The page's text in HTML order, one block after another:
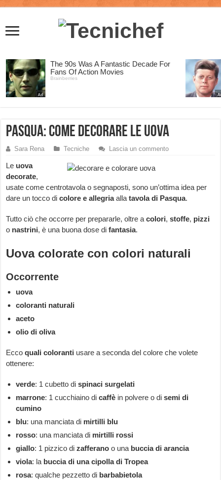
Pasqua: come decorare le uova
Sara Rena Tecniche Lascia un commento
Le uova
decorate,
usate come centrotavola o segnaposti, sono un’ottima idea per
dare un tocco dicolore e allegriaalla tavola di Pasqua.
Tutto ciò che occorre per prepararle, oltre acolori,stoffe, pizzi
o nastrini, è una buona dose di fantasia.
Uova colorate con colori naturali
Occorrente
uova
coloranti naturali
aceto
olio di oliva
Eccoquali coloranti usare a seconda del colore che volete
ottenere:
verde: 1 cubetto dispinaci surgelati
marrone: 1 cucchiaino dicaffè in polvere o di semi di
cumino
blu: una manciata di mirtilli blu
rosso: una manciata di mirtilli rossi
giallo: 1 pizzico di zafferano o una buccia di arancia
viola: la buccia di una cipolla di Tropea
rosa: qualche pezzetto di barbabietola